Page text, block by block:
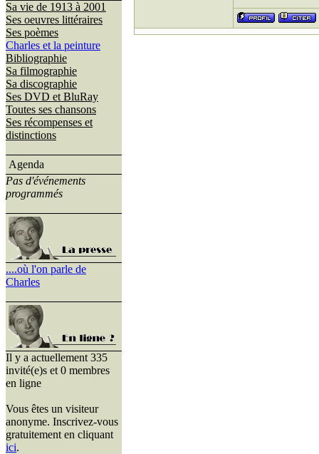
Sa vie de 1913 à 2001
Ses oeuvres littéraires
Ses poèmes
Charles et la peinture
Bibliographie
Sa filmographie
Sa discographie
Ses DVD et BluRay
Toutes ses chansons
Ses récompenses et
distinctions
Agenda
Pas d'événements
programmés
....où l'on parle de
Charles
Il y a actuellement 335
invité(e)s et 0 membres
en ligne
Vous êtes un visiteur
anonyme. Inscrivez-vous
gratuitement en cliquant
ici.